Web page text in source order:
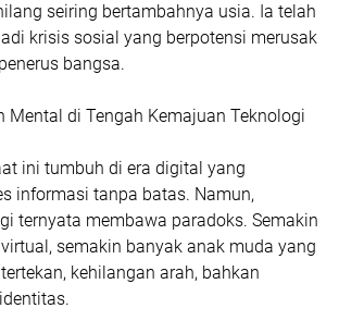
seiring bertambahnya usia. Ia telah
krisis sosial yang berpotensi merusak
bangsa.
Mental di Tengah Kemajuan Teknologi
ini tumbuh di era digital yang
informasi tanpa batas. Namun,
ternyata membawa paradoks. Semakin
semakin banyak anak muda yang
kehilangan arah, bahkan